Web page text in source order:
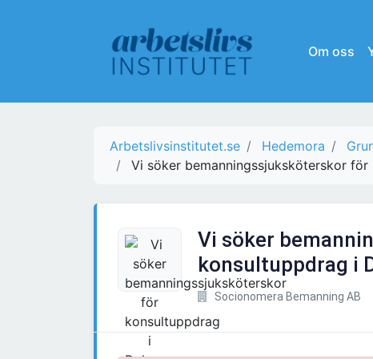
Om oss
Arbetslivsinstitutet.se Hedemora
Vi söker bemanningssjuksköterskor
Vi söker
konsultuppdrag i
Socionomera Bemanning AB